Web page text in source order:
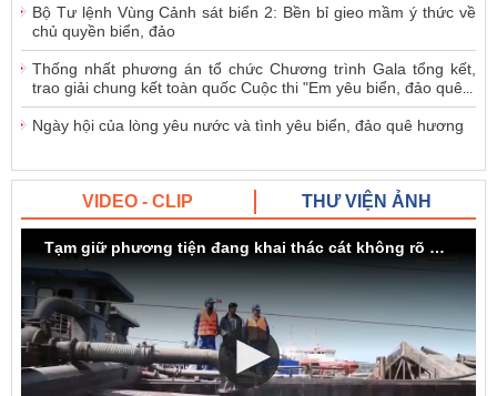
Bộ Tư lệnh Vùng Cảnh sát biển 2: Bền bỉ gieo mầm ý thức về
chủ quyền biển, đảo
Thống nhất phương án tổ chức Chương trình Gala tổng kết,
trao giải chung kết toàn quốc Cuộc thi "Em yêu biển, đảo quê...
Ngày hội của lòng yêu nước và tình yêu biển, đảo quê hương
VIDEO - CLIP THƯ VIỆN ẢNH
Tạm giữ phương tiện đang khai thác cát không rõ nguồn gốc